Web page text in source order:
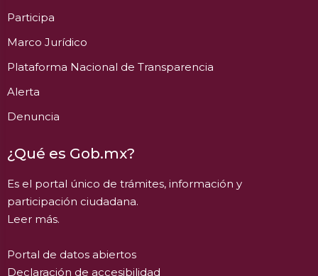
Participa
Marco Jurídico
Plataforma Nacional de Transparencia
Alerta
Denuncia
¿Qué es Gob.mx?
Es el portal único de trámites, información y
participación ciudadana.
Leer más.
Portal de datos abiertos
Declaración de accesibilidad